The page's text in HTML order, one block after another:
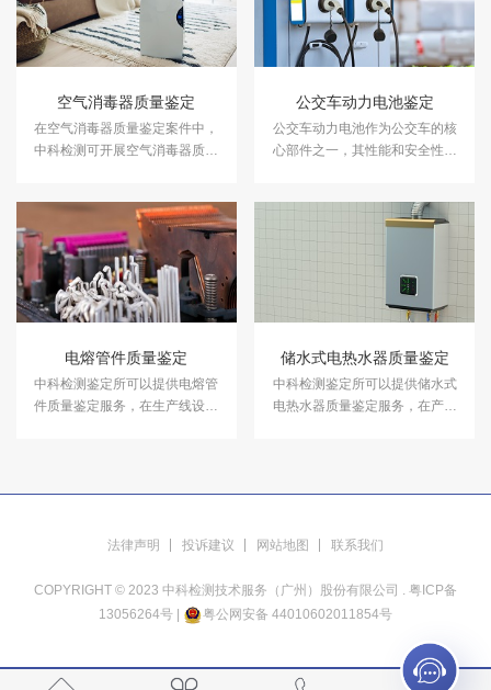
空气消毒器质量鉴定
在空气消毒器质量鉴定案件中，
中科检测可开展空气消毒器质量
公交车动力电池鉴定
公交车动力电池作为公交车的核
心部件之一，其性能和安全性对
电熔管件质量鉴定
中科检测鉴定所可以提供电熔管
件质量鉴定服务，在生产线设计
储水式电热水器质量鉴定
中科检测鉴定所可以提供储水式
电热水器质量鉴定服务，在产品
法律声明 投诉建议 网站地图 联系我们
COPYRIGHT © 2023 中科检测技术服务（广州）股份有限公司 . 粤ICP备
13056264号 | 粤公网安备 44010602011854号